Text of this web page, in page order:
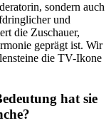
sondern auch
und
die Zuschauer,
geprägt ist. Wir
die TV-Ikone
hat sie